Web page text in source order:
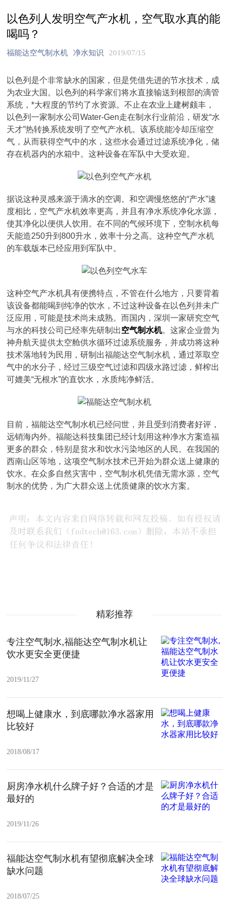
以色列人发明空气产水机，空气取水真的能
喝吗？
福能达空气制水机 净水知识 2019/07/15
以色列是个非常缺水的国家，但是凭借先进的节水技术，成
为农业大国。以色列的科学家们将水直接输送到根部的滴管
系统，*大程度的节约了水资源。不止在农业上建树颇丰，
以色列一家制水公司Water-Gen走在制水行业前沿，研发“水
天才”热转换系统发明了空气产水机。该系统能冷却压缩空
气，从而获得空气中的水，这些水会通过过滤系统净化，储
存在机器内的水箱中。这种设备在军队中大受欢迎。
据说这种灵感来源于滴水的空调。和空调慢悠悠的“产水”速
度相比，空气产水机效率更高，并且有净水系统净化水源，
使其净化以便供人饮用。在不同的气候环境下，空制水机每
天能造250升到800升水，效率十分之高。这种空气产水机
的车载版本已经应用到军队中。
这种空气产水机具有便携特点，不管在什么地方，只要背着
该设备都能喝到纯净的饮水，不过这种设备在以色列并未广
泛应用，可能是技术尚未成熟。而国内，深圳一家研究空气
与水的科技公司已经率先研制出空气制水机。这家企业曾为
神舟航天提供太空舱供水循环过滤系统服务，并成功将这种
技术落地转为民用，研制出福能达空气制水机，通过萃取空
气中的水分子，经过三级空气过滤和四级水路过滤，鲜榨出
可媲美“无根水”的直饮水，水质纯净鲜活。
目前，福能达空气制水机已经问世，并且受到消费者好评，
远销海内外。福能达科技集团已经计划用这种净水方案造福
更多的群众，特别是贫水和饮水污染地区的人民。在我国的
西南山区等地，这项空气制水技术已开始为群众送上健康的
饮水。在众多自然灾害中，空气制水机凭借无需水源，空气
制水的优势，为广大群众送上优质健康的饮水方案。
精彩推荐
专注空气制水,福能达空气制水机让
饮水更安全更便捷
2019/11/27
想喝上健康水，到底哪款净水器家用
比较好
2018/08/17
厨房净水机什么牌子好？合适的才是
最好的
2019/11/26
福能达空气制水机有望彻底解决全球
缺水问题
2018/07/25